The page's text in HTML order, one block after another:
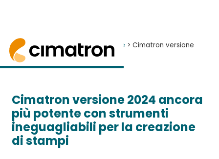
Home> Notizie ed Eventi > Notizie > Cimatron versione
2024
Cimatron versione 2024
Cimatron versione 2024 ancora
più potente con strumenti
ineguagliabili per la creazione
di stampi